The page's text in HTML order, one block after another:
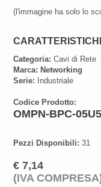
(l'immagine ha solo lo
Categoria: Cavi di Rete
Marca: Networking
Serie: Industriale
Codice Prodotto:
OMPN-BPC-
Pezzi Disponibili: 31
€ 7,14
(IVA